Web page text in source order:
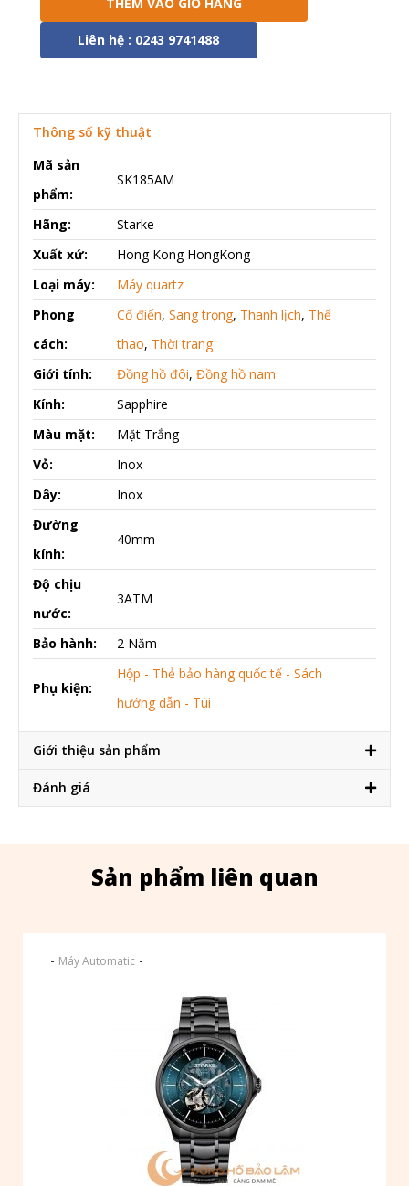
Liên hệ : 0243 9741488
Thông số kỹ thuật
Mã sản
phẩm:
SK185AM
Hãng:
Starke
Xuất xứ:
Hong Kong HongKong
Loại máy:
Máy quartz
Phong
cách:
Cổ điển, Sang trọng, Thanh lịch, Thể
thao, Thời trang
Giới tính:
Đồng hồ đôi, Đồng hồ nam
Kính:
Sapphire
Màu mặt:
Mặt Trắng
Vỏ:
Inox
Dây:
Inox
Đường
kính:
40mm
Độ chịu
nước:
3ATM
Bảo hành: 2 Năm
Phụ kiện:
Hộp - Thẻ bảo hàng quốc tế - Sách
hướng dẫn - Túi
Giới thiệu sản phẩm
Đánh giá
Sản phẩm liên quan
- Máy Automatic -